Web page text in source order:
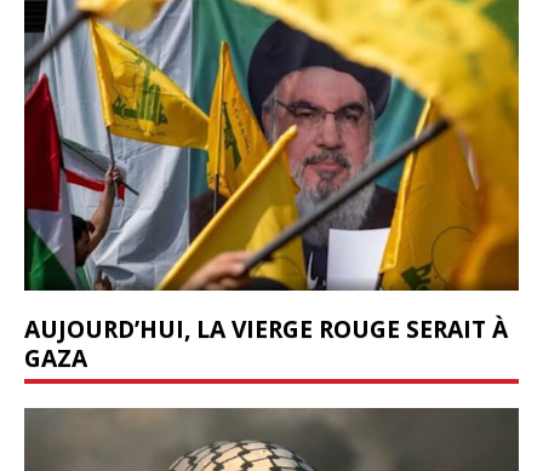
AUJOURD’HUI, LA VIERGE ROUGE SERAIT À
GAZA